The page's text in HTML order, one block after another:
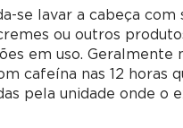
se lavar a cabeça com
ou outros
em uso. Geralmente
cafeína nas 12 horas
pela unidade onde o